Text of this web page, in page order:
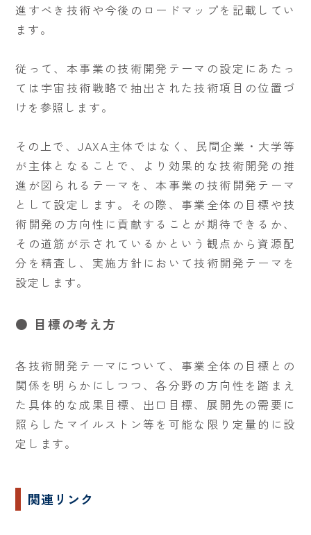
進すべき技術や今後のロードマップを記載してい
ます。
従って、本事業の技術開発テーマの設定にあたっ
ては宇宙技術戦略で抽出された技術項目の位置づ
けを参照します。
その上で、JAXA主体ではなく、民間企業・大学等
が主体となることで、より効果的な技術開発の推
進が図られるテーマを、本事業の技術開発テーマ
として設定します。その際、事業全体の目標や技
術開発の方向性に貢献することが期待できるか、
その道筋が示されているかという観点から資源配
分を精査し、実施方針において技術開発テーマを
設定します。
● 目標の考え方
各技術開発テーマについて、事業全体の目標との
関係を明らかにしつつ、各分野の方向性を踏まえ
た具体的な成果目標、出口目標、展開先の需要に
照らしたマイルストン等を可能な限り定量的に設
定します。
関連リンク